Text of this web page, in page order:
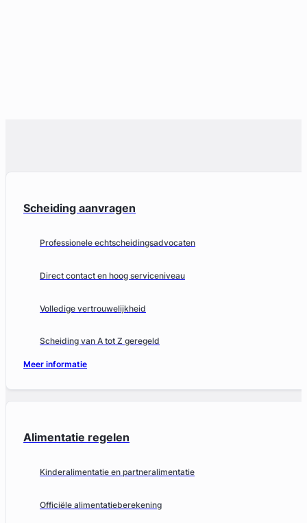
Scheiding aanvragen
Professionele echtscheidingsadvocaten
Direct contact en hoog serviceniveau
Volledige vertrouwelijkheid
Scheiding van A tot Z geregeld
Meer informatie
Alimentatie regelen
Kinderalimentatie en partneralimentatie
Officiële alimentatieberekening